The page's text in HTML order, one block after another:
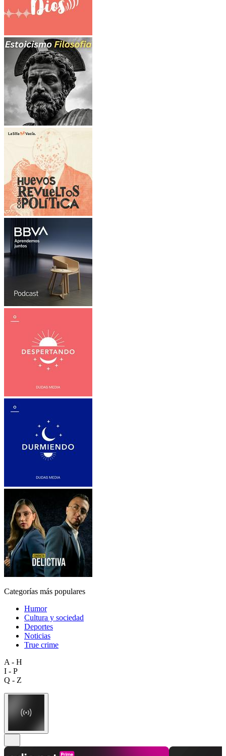
Categorías más populares
Humor
Cultura y sociedad
Deportes
Noticias
True crime
A - H
I - P
Q - Z